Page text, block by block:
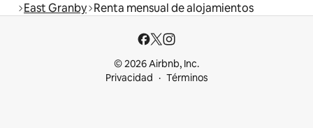
East Granby Renta mensual de alojamientos
© 2026 Airbnb, Inc.
Privacidad
Términos